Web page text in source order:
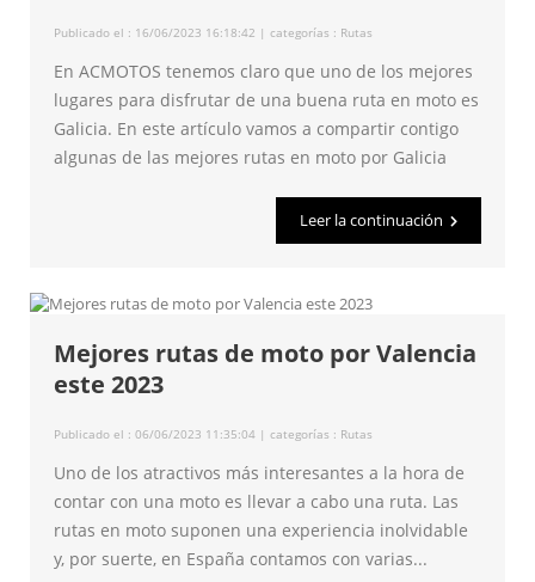
Publicado el : 16/06/2023 16:18:42 | categorías : Rutas
En ACMOTOS tenemos claro que uno de los mejores
lugares para disfrutar de una buena ruta en moto es
Galicia. En este artículo vamos a compartir contigo
algunas de las mejores rutas en moto por Galicia
Leer la continuación
Mejores rutas de moto por Valencia
este 2023
Publicado el : 06/06/2023 11:35:04 | categorías : Rutas
Uno de los atractivos más interesantes a la hora de
contar con una moto es llevar a cabo una ruta. Las
rutas en moto suponen una experiencia inolvidable
y, por suerte, en España contamos con varias...